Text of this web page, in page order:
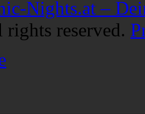
Nights.at –
reserved.